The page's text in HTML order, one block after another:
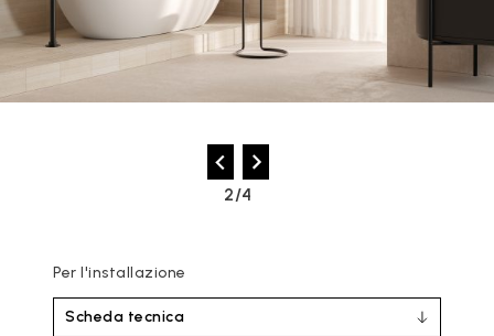
2/4
Per l'installazione
Scheda tecnica